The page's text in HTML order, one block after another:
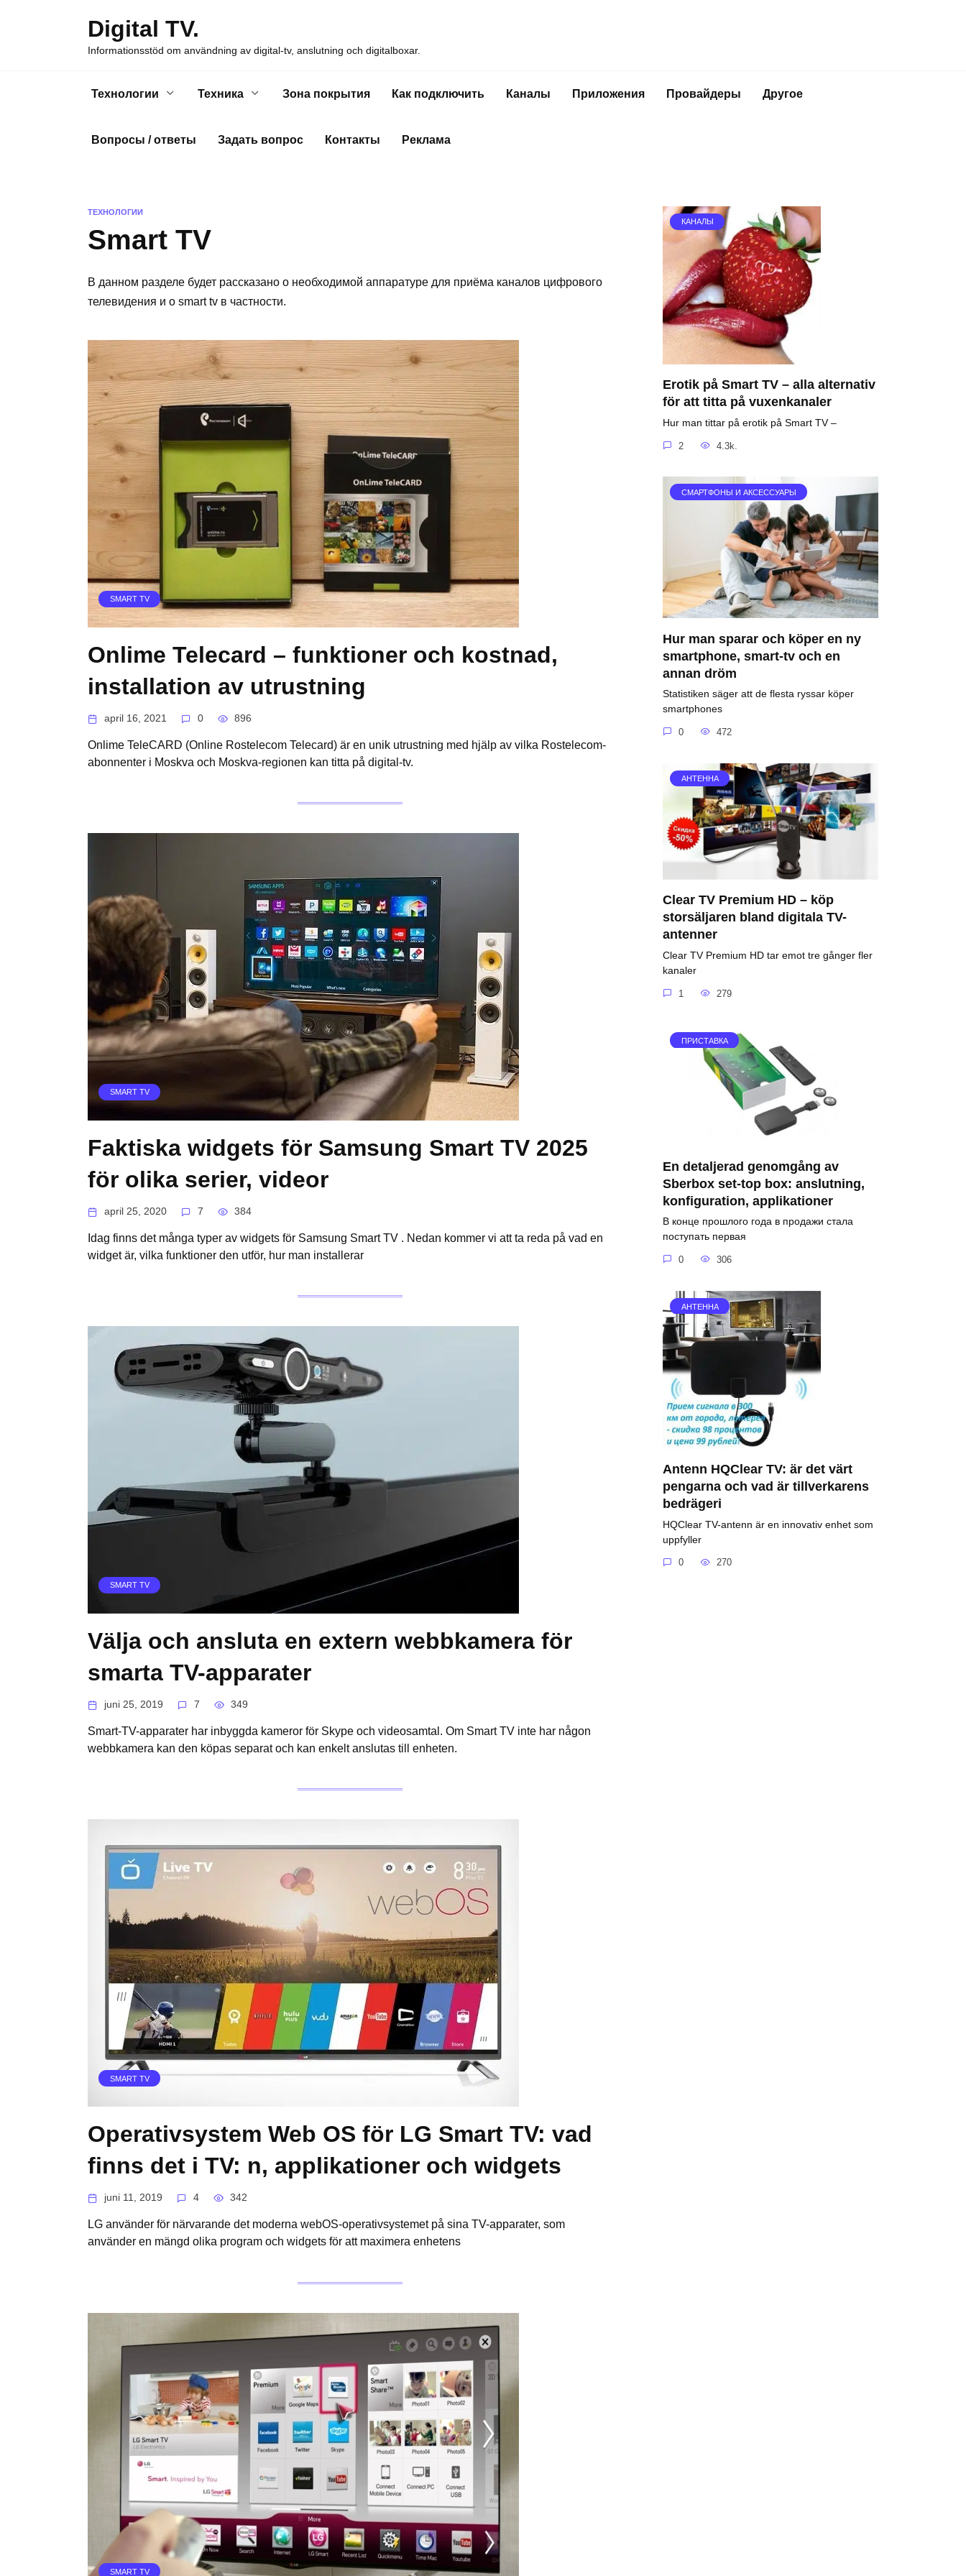
Digital TV.
Informationsstöd om användning av digital-tv, anslutning och digitalboxar.
Технологии Техника Зона покрытия Как подключить Каналы Приложения Провайдеры Другое
Вопросы / ответы Задать вопрос Контакты Реклама
ТЕХНОЛОГИИ
Smart TV
В данном разделе будет рассказано о необходимой аппаратуре для приёма каналов цифрового
телевидения и о smart tv в частности.
SMART TV
Onlime Telecard – funktioner och kostnad,
installation av utrustning
april 16, 2021 0 896
Onlime TeleCARD (Online Rostelecom Telecard) är en unik utrustning med hjälp av vilka Rostelecom-
abonnenter i Moskva och Moskva-regionen kan titta på digital-tv.
SMART TV
Faktiska widgets för Samsung Smart TV 2025
för olika serier, videor
april 25, 2020 7 384
Idag finns det många typer av widgets för Samsung Smart TV . Nedan kommer vi att ta reda på vad en
widget är, vilka funktioner den utför, hur man installerar
SMART TV
Välja och ansluta en extern webbkamera för
smarta TV-apparater
juni 25, 2019 7 349
Smart-TV-apparater har inbyggda kameror för Skype och videosamtal. Om Smart TV inte har någon
webbkamera kan den köpas separat och kan enkelt anslutas till enheten.
SMART TV
Operativsystem Web OS för LG Smart TV: vad
finns det i TV: n, applikationer och widgets
juni 11, 2019 4 342
LG använder för närvarande det moderna webOS-operativsystemet på sina TV-apparater, som
använder en mängd olika program och widgets för att maximera enhetens
SMART TV
КАНАЛЫ
Erotik på Smart TV – alla alternativ
för att titta på vuxenkanaler
Hur man tittar på erotik på Smart TV –
2 4.3k.
СМАРТФОНЫ И АКСЕССУАРЫ
Hur man sparar och köper en ny
smartphone, smart-tv och en
annan dröm
Statistiken säger att de flesta ryssar köper
smartphones
0 472
АНТЕННА
Clear TV Premium HD – köp
storsäljaren bland digitala TV-
antenner
Clear TV Premium HD tar emot tre gånger fler
kanaler
1 279
ПРИСТАВКА
En detaljerad genomgång av
Sberbox set-top box: anslutning,
konfiguration, applikationer
В конце прошлого года в продажи стала
поступать первая
0 306
АНТЕННА
Antenn HQClear TV: är det värt
pengarna och vad är tillverkarens
bedrägeri
HQClear TV-antenn är en innovativ enhet som
uppfyller
0 270